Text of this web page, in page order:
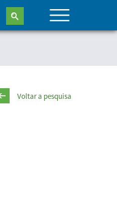
Voltar a pesquisa